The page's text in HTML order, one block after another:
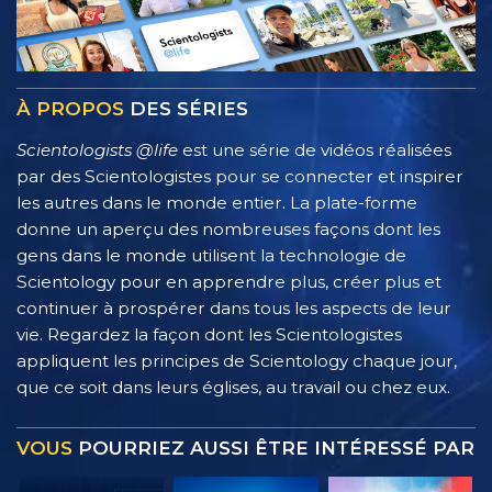
À PROPOS DES SÉRIES
Scientologists @life est une série de vidéos réalisées
par des Scientologistes pour se connecter et inspirer
les autres dans le monde entier. La plate-forme
donne un aperçu des nombreuses façons dont les
gens dans le monde utilisent la technologie de
Scientology pour en apprendre plus, créer plus et
continuer à prospérer dans tous les aspects de leur
vie. Regardez la façon dont les Scientologistes
appliquent les principes de Scientology chaque jour,
que ce soit dans leurs églises, au travail ou chez eux.
VOUS POURRIEZ AUSSI ÊTRE INTÉRESSÉ PAR